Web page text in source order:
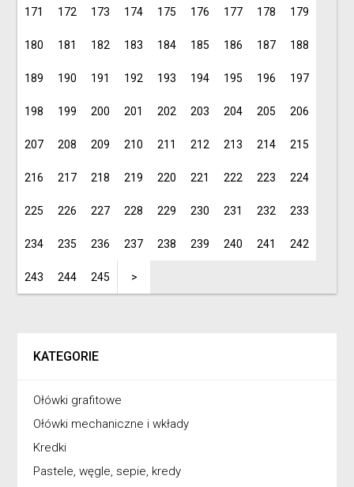
171 172 173 174 175 176 177 178 179
180 181 182 183 184 185 186 187 188
189 190 191 192 193 194 195 196 197
198 199 200 201 202 203 204 205 206
207 208 209 210 211 212 213 214 215
216 217 218 219 220 221 222 223 224
225 226 227 228 229 230 231 232 233
234 235 236 237 238 239 240 241 242
243 244 245 >
KATEGORIE
Ołówki grafitowe
Ołówki mechaniczne i wkłady
Kredki
Pastele, węgle, sepie, kredy